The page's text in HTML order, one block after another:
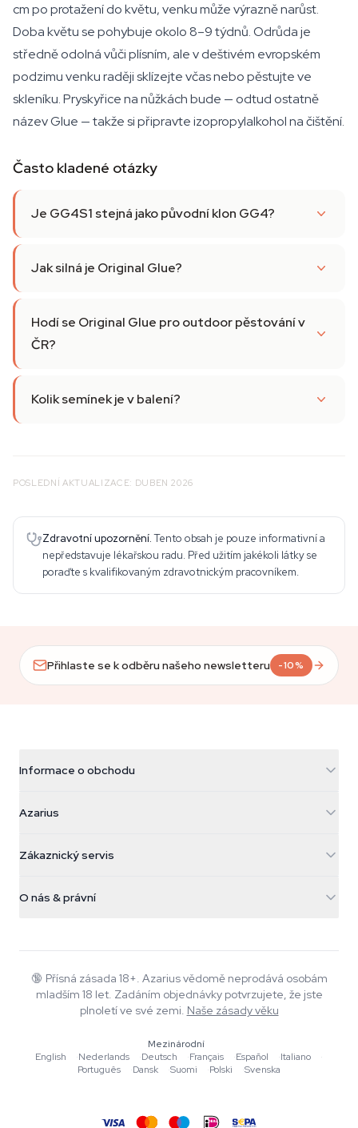
cm po protažení do květu, venku může výrazně narůst.
Doba květu se pohybuje okolo 8–9 týdnů. Odrůda je
středně odolná vůči plísním, ale v deštivém evropském
podzimu venku raději sklízejte včas nebo pěstujte ve
skleníku. Pryskyřice na nůžkách bude — odtud ostatně
název Glue — takže si připravte izopropylalkohol na čištění.
Často kladené otázky
Je GG4S1 stejná jako původní klon GG4?
Jak silná je Original Glue?
Hodí se Original Glue pro outdoor pěstování v
ČR?
Kolik semínek je v balení?
POSLEDNÍ AKTUALIZACE: DUBEN 2026
Zdravotní upozornění. Tento obsah je pouze informativní a
nepředstavuje lékařskou radu. Před užitím jakékoli látky se
poraďte s kvalifikovaným zdravotnickým pracovníkem.
Přihlaste se k odběru našeho newsletteru -10%
Informace o obchodu
Galvaniweg 11
Nederland
+31(0)204897914
Azarius
Kouzelné houby
Smokeshop
Zákaznický servis
Pravidla vrácení
Časté dotazy
Zásady ochrany osobních údajů
O nás & právní
Wiki
Blog
Hudba
Redakční standardy
Nástroje a kalkulačky
🔞 Přísná zásada 18+. Azarius vědomě neprodává osobám
mladším 18 let. Zadáním objednávky potvrzujete, že jste
plnoletí ve své zemi. Naše zásady věku
Mezinárodní
English
·Nederlands ·Deutsch ·Français ·Español ·Italiano
·
Português
·Dansk ·Suomi ·Polski ·Svenska